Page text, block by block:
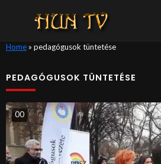
Home» pedagógusok tüntetése
PEDAGÓGUSOK TÜNTETÉSE
00